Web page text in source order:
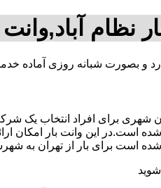
نظام
و بصورت شبانه روزی آماده
برای افراد انتخاب یک شرکت
شده است.در این وانت بار
به شهرستان ها با 09125758177 آقای اقبال